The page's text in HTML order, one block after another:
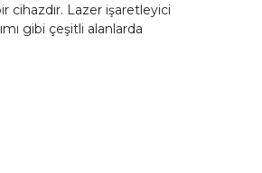
cihazdır. Lazer işaretleyici
gibi çeşitli alanlarda